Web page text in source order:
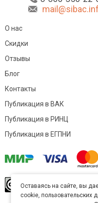
О нас
Скидки
Отзывы
Блог
Контакты
Публикация в ВАК
Публикация в РИНЦ
Публикация в ЕГПНИ
Commons
Оставаясь на сайте, вы
cookie, пользовательских